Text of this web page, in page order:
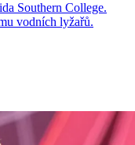
Southern College.
vodních lyžařů.